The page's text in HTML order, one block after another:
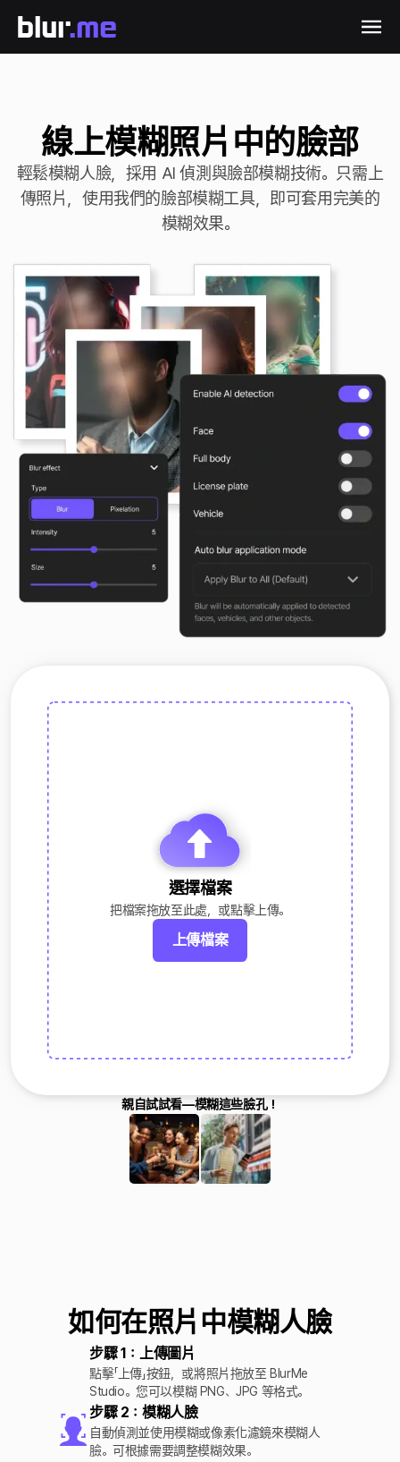
線上模糊照片中的臉部
輕鬆模糊人臉，採用 AI 偵測與臉部模糊技術。只需上
傳照片，使用我們的臉部模糊工具，即可套用完美的
模糊效果。
選擇檔案
把檔案拖放至此處，或點擊上傳。
上傳檔案
親自試試看—模糊這些臉孔！
如何在照片中模糊人臉
步驟 1：上傳圖片
點擊「上傳」按鈕，或將照片拖放至 BlurMe
Studio。您可以模糊 PNG、JPG 等格式。
步驟 2：模糊人臉
自動偵測並使用模糊或像素化濾鏡來模糊人
臉。可根據需要調整模糊效果。